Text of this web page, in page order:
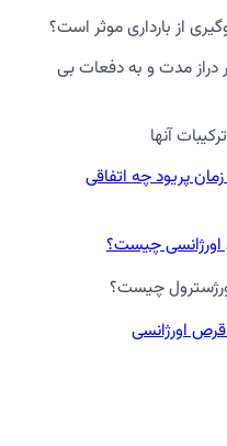
از بارداری موثر است؟
دراز مدت و به دفعات بی
آنها
پریود چه اتفاقی
چیست؟
چیست؟
اورژانسی